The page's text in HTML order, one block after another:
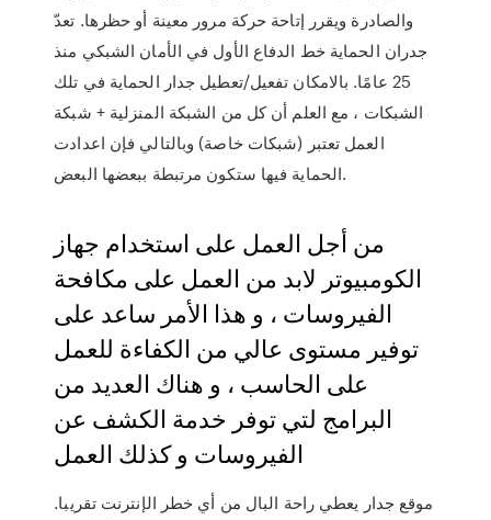
والصادرة ويقرر إتاحة حركة مرور معينة أو حظرها. تعدّ
جدران الحماية خط الدفاع الأول في الأمان الشبكي منذ
25 عامًا. بالامكان تفعيل/تعطيل جدار الحماية في تلك
الشبكات ، مع العلم أن كل من الشبكة المنزلية + شبكة
العمل تعتبر (شبكات خاصة) وبالتالي فإن اعدادت
الحماية فيها ستكون مرتبطة ببعضها البعض.
من أجل العمل على استخدام جهاز
الكومبيوتر لابد من العمل على مكافحة
الفيروسات ، و هذا الأمر ساعد على
توفير مستوى عالي من الكفاءة للعمل
على الحاسب ، و هناك العديد من
البرامج لتي توفر خدمة الكشف عن
الفيروسات و كذلك العمل
موقع جدار يعطي راحة البال من أي خطر الإنترنت تقريبا.